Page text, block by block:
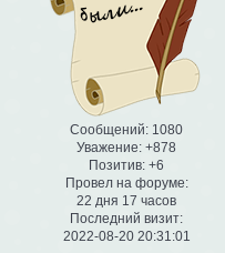
Сообщений: 1080
Уважение: +878
Позитив: +6
Провел на форуме:
22 дня 17 часов
Последний визит:
2022-08-20 20:31:01